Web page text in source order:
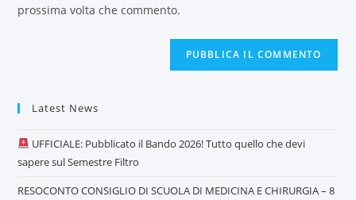
prossima volta che commento.
Latest News
UFFICIALE: Pubblicato il Bando 2026! Tutto quello che devi
sapere sul Semestre Filtro
RESOCONTO CONSIGLIO DI SCUOLA DI MEDICINA E CHIRURGIA – 8